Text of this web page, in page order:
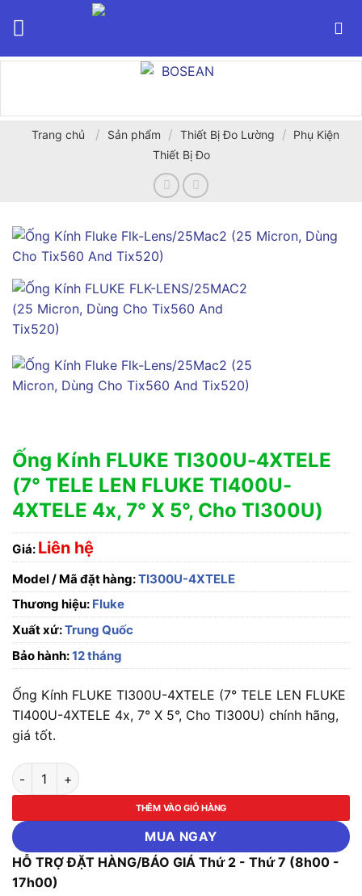
Trang chủ / Sản phẩm / Thiết Bị Đo Lường / Phụ Kiện
Thiết Bị Đo
Ống Kính FLUKE TI300U-4XTELE
(7° TELE LEN FLUKE TI400U-
4XTELE 4x, 7° X 5°, Cho TI300U)
Giá: Liên hệ
Model / Mã đặt hàng:TI300U-4XTELE
Thương hiệu: Fluke
Xuất xứ:Trung Quốc
Bảo hành:12 tháng
Ống Kính FLUKE TI300U-4XTELE (7° TELE LEN FLUKE
TI400U-4XTELE 4x, 7° X 5°, Cho TI300U) chính hãng,
giá tốt.
Ống Kính FLUKE TI300U-4XTELE (7° TELE LEN FLUKE
THÊM VÀO GIỎ HÀNG
MUA NGAY
HỖ TRỢ ĐẶT HÀNG/BÁO GIÁ Thứ 2 - Thứ 7 (8h00 -
17h00)